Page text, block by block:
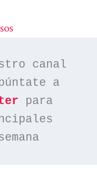
canal
a
para